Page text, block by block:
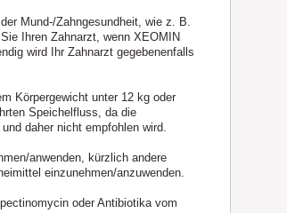
Mund-/Zahngesundheit, wie z. B.
Ihren Zahnarzt, wenn XEOMIN
wird Ihr Zahnarzt gegebenenfalls
Körpergewicht unter 12 kg oder
Speichelfluss, da die
daher nicht empfohlen wird.
anwenden, kürzlich andere
einzunehmen/anzuwenden.
oder Antibiotika vom